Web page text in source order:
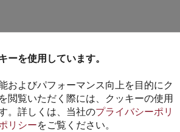
ーを使用しています。
およびパフォーマンス向上を目的にク
閲覧いただく際には、クッキーの使用
。詳しくは、当社のプライバシーポリ
リシーをご覧ください。